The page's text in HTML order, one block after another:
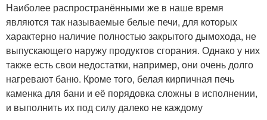
Наиболее распространёнными же в наше время
являются так называемые белые печи, для которых
характерно наличие полностью закрытого дымохода, не
выпускающего наружу продуктов сгорания. Однако у них
также есть свои недостатки, например, они очень долго
нагревают баню. Кроме того, белая кирпичная печь
каменка для бани и её порядовка сложны в исполнении,
и выполнить их под силу далеко не каждому